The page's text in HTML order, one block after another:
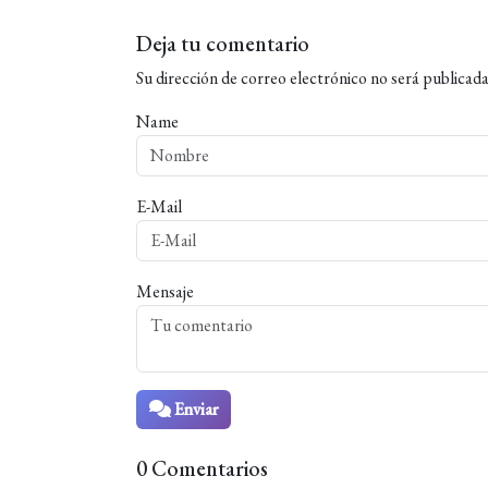
Deja tu comentario
Su dirección de correo electrónico no será
Name
E-Mail
Mensaje
Enviar
0 Comentarios